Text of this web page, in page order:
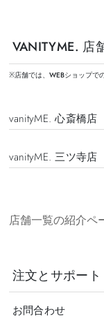
VANITYME. 店
※店舗では、WEBショップで
vanityME. 心斎橋店
vanityME. 三ツ寺店
店舗一覧の紹介ペ
注文とサポート
お問合わせ